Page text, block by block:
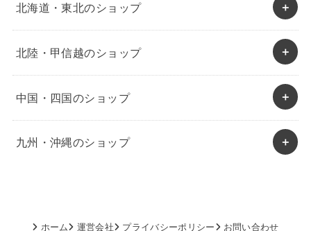
北海道・東北のショップ
北陸・甲信越のショップ
中国・四国のショップ
九州・沖縄のショップ
ホーム 運営会社 プライバシーポリシー お問い合わせ